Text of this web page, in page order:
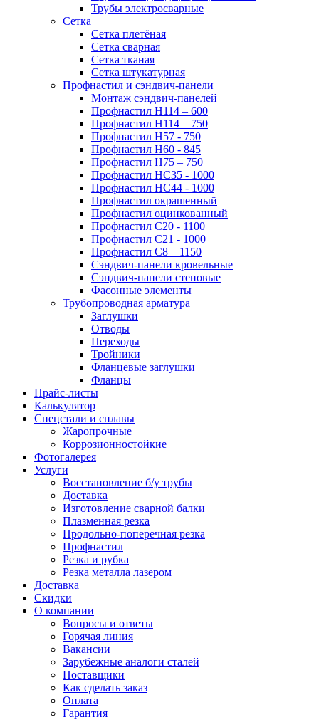
Трубы электросварные
Сетка
Сетка плетёная
Сетка сварная
Сетка тканая
Сетка штукатурная
Профнастил и сэндвич-панели
Монтаж сэндвич-панелей
Профнастил Н114 – 600
Профнастил Н114 – 750
Профнастил Н57 - 750
Профнастил Н60 - 845
Профнастил Н75 – 750
Профнастил НС35 - 1000
Профнастил НС44 - 1000
Профнастил окрашенный
Профнастил оцинкованный
Профнастил С20 - 1100
Профнастил С21 - 1000
Профнастил С8 – 1150
Сэндвич-панели кровельные
Сэндвич-панели стеновые
Фасонные элементы
Трубопроводная арматура
Заглушки
Отводы
Переходы
Тройники
Фланцевые заглушки
Фланцы
Прайс-листы
Калькулятор
Спецстали и сплавы
Жаропрочные
Коррозионностойкие
Фотогалерея
Услуги
Восстановление б/у трубы
Доставка
Изготовление сварной балки
Плазменная резка
Продольно-поперечная резка
Профнастил
Резка и рубка
Резка металла лазером
Доставка
Скидки
О компании
Вопросы и ответы
Горячая линия
Вакансии
Зарубежные аналоги сталей
Поставщики
Как сделать заказ
Оплата
Гарантия